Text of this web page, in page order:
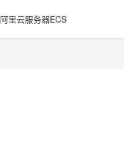
阿里云服务器ECS